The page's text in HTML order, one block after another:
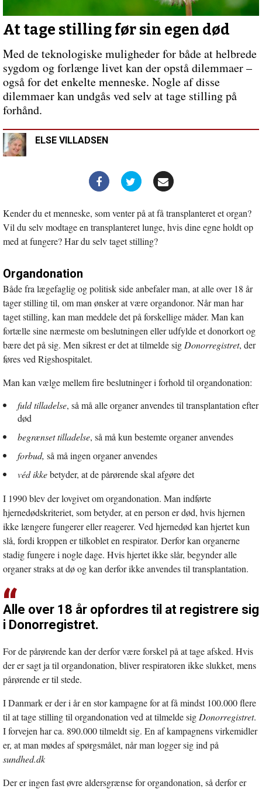
Burundi
At tage stilling før sin egen død
Med de teknologiske muligheder for både at helbrede
sygdom og forlænge livet kan der opstå dilemmaer –
også for det enkelte menneske. Nogle af disse
dilemmaer kan undgås ved selv at tage stilling på
forhånd.
ELSE VILLADSEN
Kender du et menneske, som venter på at få transplanteret et organ?
Vil du selv modtage en transplanteret lunge, hvis dine egne holdt op
med at fungere? Har du selv taget stilling?
Organdonation
Både fra lægefaglig og politisk side anbefaler man, at alle over 18 år
tager stilling til, om man ønsker at være organdonor. Når man har
taget stilling, kan man meddele det på forskellige måder. Man kan
fortælle sine nærmeste om beslutningen eller udfylde et donorkort og
bære det på sig. Men sikrest er det at tilmelde sig Donorregistret, der
føres ved Rigshospitalet.
Man kan vælge mellem fire beslutninger i forhold til organdonation:
fuld tilladelse, så må alle organer anvendes til transplantation efter
død
begrænset tilladelse, så må kun bestemte organer anvendes
forbud, så må ingen organer anvendes
véd ikkebetyder, at de pårørende skal afgøre det
I 1990 blev der lovgivet om organdonation. Man indførte
hjernedødskriteriet, som betyder, at en person er død, hvis hjernen
ikke længere fungerer eller reagerer. Ved hjernedød kan hjertet kun
slå, fordi kroppen er tilkoblet en respirator. Derfor kan organerne
stadig fungere i nogle dage. Hvis hjertet ikke slår, begynder alle
organer straks at dø og kan derfor ikke anvendes til transplantation.
Alle over 18 år opfordres til at registrere sig
i Donorregistret.
For de pårørende kan der derfor være forskel på at tage afsked. Hvis
der er sagt ja til organdonation, bliver respiratoren ikke slukket, mens
pårørende er til stede.
I Danmark er der i år en stor kampagne for at få mindst 100.000 flere
til at tage stilling til organdonation ved at tilmelde sig Donorregistret.
I forvejen har ca. 890.000 tilmeldt sig. En af kampagnens virkemidler
er, at man mødes af spørgsmålet, når man logger sig ind på
sundhed.dk
Der er ingen fast øvre aldersgrænse for organdonation, så derfor er